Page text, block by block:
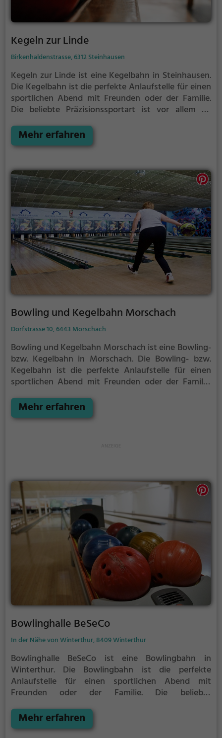
Kegeln zur Linde
Birkenhaldenstrasse, 6312 Steinhausen
Kegeln zur Linde ist eine Kegelbahn in Steinhausen.
Die Kegelbahn ist die perfekte Anlaufstelle für einen
sportlichen Abend mit Freunden oder der Familie.
Die beliebte Präzisionssportart ist vor allem an
Freizeitbeschäftigung, sportliche Betätigung und
Wettbewerbscharakter inklusive.
Mehr erfahren
Bowling und Kegelbahn Morschach
Dorfstrasse 10, 6443 Morschach
Bowling und Kegelbahn Morschach ist eine Bowling-
bzw. Kegelbahn in Morschach. Die Bowling- bzw.
Kegelbahn ist die perfekte Anlaufstelle für einen
sportlichen Abend mit Freunden oder der Familie.
regnerischen und kalten Tagen eine geeignete
Freizeitbeschäftigung, sportliche Betätigung und
Mehr erfahren
Bowlinghalle BeSeCo
In der Nähe von Winterthur, 8409 Winterthur
Bowlinghalle BeSeCo ist eine Bowlingbahn in
Winterthur. Die Bowlingbahn ist die perfekte
Anlaufstelle für einen sportlichen Abend mit
Freunden oder der Familie. Die beliebte
kalten Tagen eine geeignete Freizeitbeschäftigung,
sportliche Betätigung und Wettbewerbscharakter
Mehr erfahren